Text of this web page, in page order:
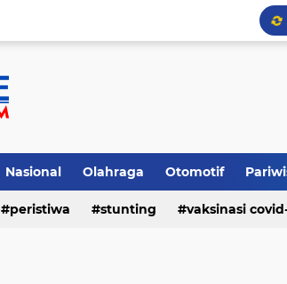
Nasional Olahraga Otomotif
peristiwa stunting vaksinasi